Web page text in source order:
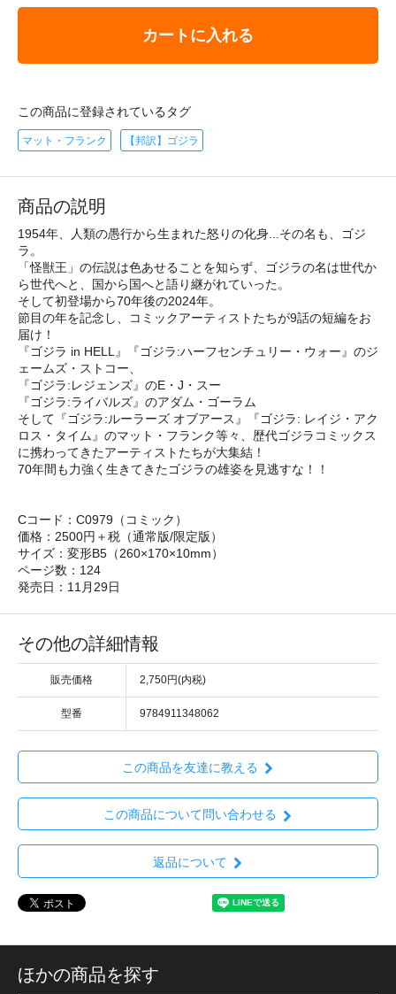
カートに入れる
この商品に登録されているタグ
マット・フランク 【邦訳】ゴジラ
商品の説明
1954年、人類の愚行から生まれた怒りの化身...その名も、ゴジ
ラ。
「怪獣王」の伝説は色あせることを知らず、ゴジラの名は世代か
ら世代へと、国から国へと語り継がれていった。
そして初登場から70年後の2024年。
節目の年を記念し、コミックアーティストたちが9話の短編をお
届け！
『ゴジラ in HELL』『ゴジラ:ハーフセンチュリー・ウォー』のジ
ェームズ・ストコー、
『ゴジラ:レジェンズ』のE・J・スー
『ゴジラ:ライバルズ』のアダム・ゴーラム
そして『ゴジラ:ルーラーズ オブアース』『ゴジラ: レイジ・アク
ロス・タイム』のマット・フランク等々、歴代ゴジラコミックス
に携わってきたアーティストたちが大集結！
70年間も力強く生きてきたゴジラの雄姿を見逃すな！！
Cコード：C0979（コミック）
価格：2500円＋税（通常版/限定版）
サイズ：変形B5（260×170×10mm）
ページ数：124
発売日：11月29日
その他の詳細情報
販売価格 2,750円(内税)
型番 9784911348062
この商品を友達に教える
この商品について問い合わせる
返品について
ほかの商品を探す